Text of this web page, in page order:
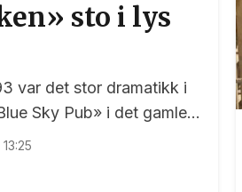
sto i lys
var det stor dramatikk i
Sky Pub» i det gamle
sto plutselig i full fyr, og